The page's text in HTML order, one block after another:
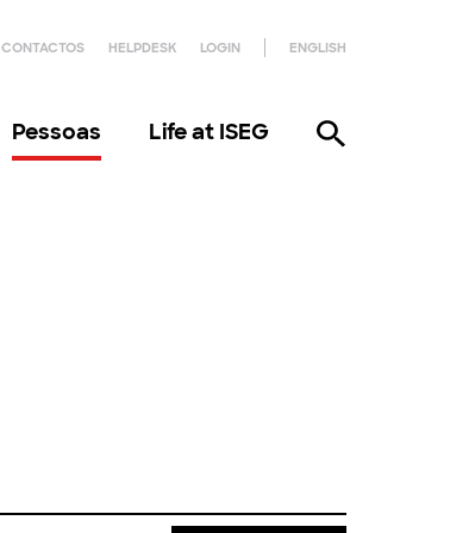
CONTACTOS HELPDESK LOGIN ENGLISH
Pessoas Life at ISEG